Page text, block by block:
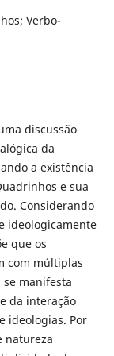
Verbo-
discussão
da
a existência
e sua
Considerando
ideologicamente
que os
com múltiplas
se manifesta
da interação
ideologias. Por
natureza